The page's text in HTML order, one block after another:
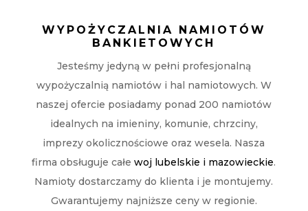
WYPOŻYCZALNIA NAMIOTÓW
BANKIETOWYCH
Jesteśmy jedyną w pełni profesjonalną
wypożyczalnią namiotów i hal namiotowych. W
naszej ofercie posiadamy ponad 200 namiotów
idealnych na imieniny, komunie, chrzciny,
imprezy okolicznościowe oraz wesela. Nasza
firma obsługuje całewoj lubelskie i mazowieckie.
Namioty dostarczamy do klienta i je montujemy.
Gwarantujemy najniższe ceny w regionie.